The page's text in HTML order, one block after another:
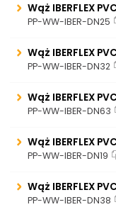
Wąż IBERFLEX
PP-WW-IBER-DN25
Wąż IBERFLEX
PP-WW-IBER-DN32
Wąż IBERFLEX
PP-WW-IBER-DN63
Wąż IBERFLEX
PP-WW-IBER-DN19
Wąż IBERFLEX
PP-WW-IBER-DN38